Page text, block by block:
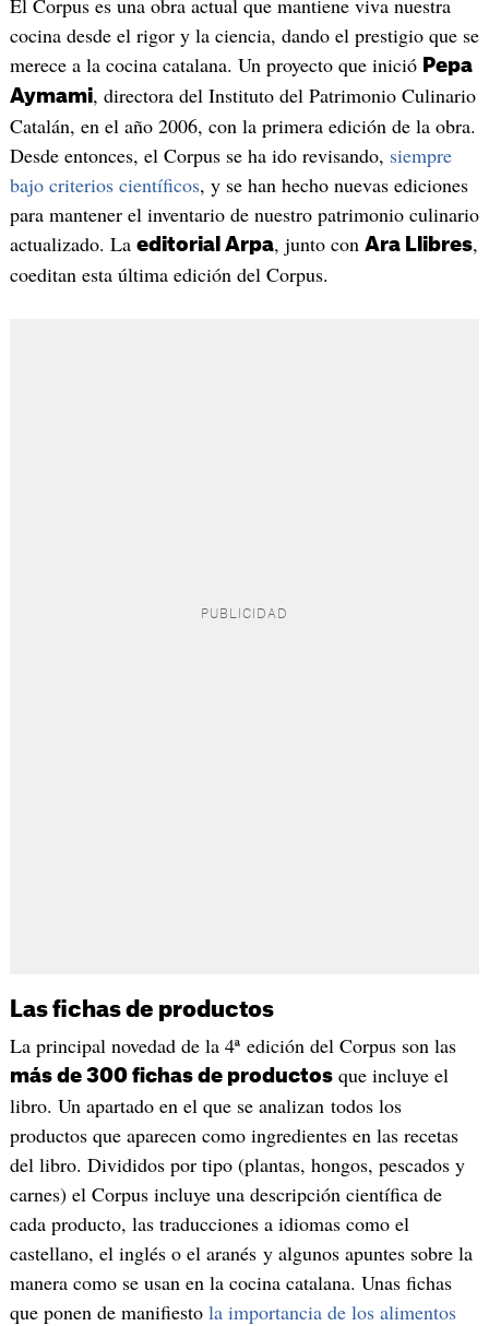
El Corpus es una obra actual que mantiene viva nuestra
cocina desde el rigor y la ciencia, dando el prestigio que se
merece a la cocina catalana. Un proyecto que inició Pepa
Aymami, directora del Instituto del Patrimonio Culinario
Catalán, en el año 2006, con la primera edición de la obra.
Desde entonces, el Corpus se ha ido revisando, siempre
bajo criterios científicos, y se han hecho nuevas ediciones
para mantener el inventario de nuestro patrimonio culinario
actualizado. La editorial Arpa, junto con Ara Llibres,
coeditan esta última edición del Corpus.
Las fichas de productos
La principal novedad de la 4ª edición del Corpus son las
más de 300 fichas de productosque incluye el
libro. Un apartado en el que se analizan todos los
productos que aparecen como ingredientes en las recetas
del libro. Divididos por tipo (plantas, hongos, pescados y
carnes) el Corpus incluye una descripción científica de
cada producto, las traducciones a idiomas como el
castellano, el inglés o el aranés y algunos apuntes sobre la
manera como se usan en la cocina catalana. Unas fichas
que ponen de manifiesto la importancia de los alimentos